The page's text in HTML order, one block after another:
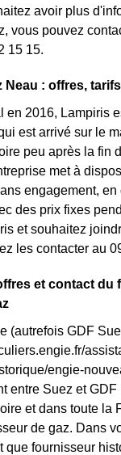
avoir plus
vous pouvez
15 15.
Neau : offres,
en 2016, Lampiris
est arrivé sur le
peu après la fin
met à
engagement,
des prix fixes
et souhaitez
les contacter au
et contact du
(autrefois GDF
engie-
entre Suez et GDF
et dans toute la
de gaz. Dans
que fournisseur